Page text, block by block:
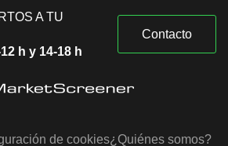
A TU
h y 14-18 h
Contacto
de cookies¿Quiénes somos?